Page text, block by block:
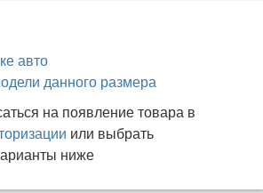
авто
данного размера
на появление товара в
или выбрать
ниже